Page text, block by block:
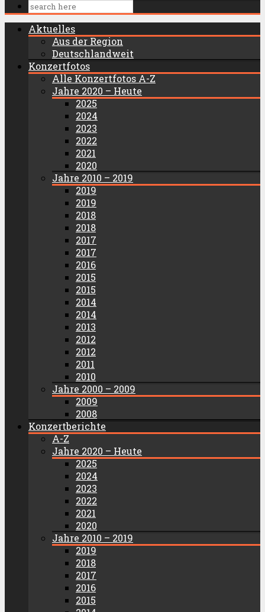
Aktuelles
Aus der Region
Deutschlandweit
Konzertfotos
Alle Konzertfotos A-Z
Jahre 2020 – Heute
2025
2024
2023
2022
2021
2020
Jahre 2010 – 2019
2019
2019
2018
2018
2017
2017
2016
2015
2015
2014
2014
2013
2012
2012
2011
2010
Jahre 2000 – 2009
2009
2008
Konzertberichte
A-Z
Jahre 2020 – Heute
2025
2024
2023
2022
2021
2020
Jahre 2010 – 2019
2019
2018
2017
2016
2015